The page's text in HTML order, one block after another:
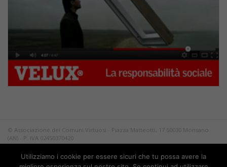
© Associazione dei Comuni Virtuosi - Piazza Matteotti, 17 60030 Monsano
(AN) - P. IVA 02450370420
Tutti i diritti riservati.
PrivacyUtilizziamo i cookie per essere sicuri che tu possa avere la